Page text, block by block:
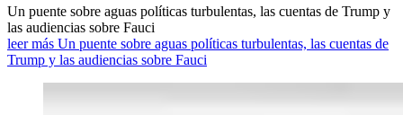
Un puente sobre aguas políticas turbulentas, las cuentas de Trump y
las audiencias sobre Fauci
leer más Un puente sobre aguas políticas turbulentas, las cuentas de
Trump y las audiencias sobre Fauci